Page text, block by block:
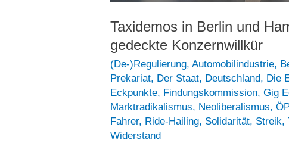
Taxidemos in Berlin und
gedeckte Konzernwillkür
(De-)Regulierung,Automobilindustrie,
Prekariat, Der Staat, Deutschland, Die
Eckpunkte, Findungskommission,Gig
Marktradikalismus, Neoliberalismus,
Fahrer, Ride-Hailing, Solidarität, Streik,
Widerstand